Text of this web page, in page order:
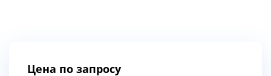
Цена по запросу